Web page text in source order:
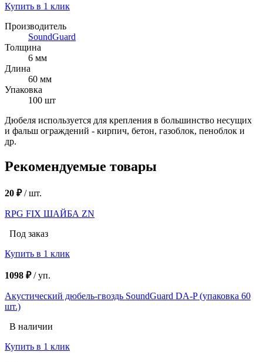
Купить в 1 клик
Производитель
SoundGuard
Толщина
6 мм
Длина
60 мм
Упаковка
100 шт
Дюбеля используется для крепления в большинство несущих
и фальш ограждений - кирпич, бетон, газоблок, пеноблок и
др.
Рекомендуемые товары
20 ₽/шт.
RPG FIX ШАЙБА ZN
Под заказ
Купить в 1 клик
1098 ₽/уп.
Акустический дюбель-гвоздь SoundGuard DA-P (упаковка 60
шт.)
В наличии
Купить в 1 клик